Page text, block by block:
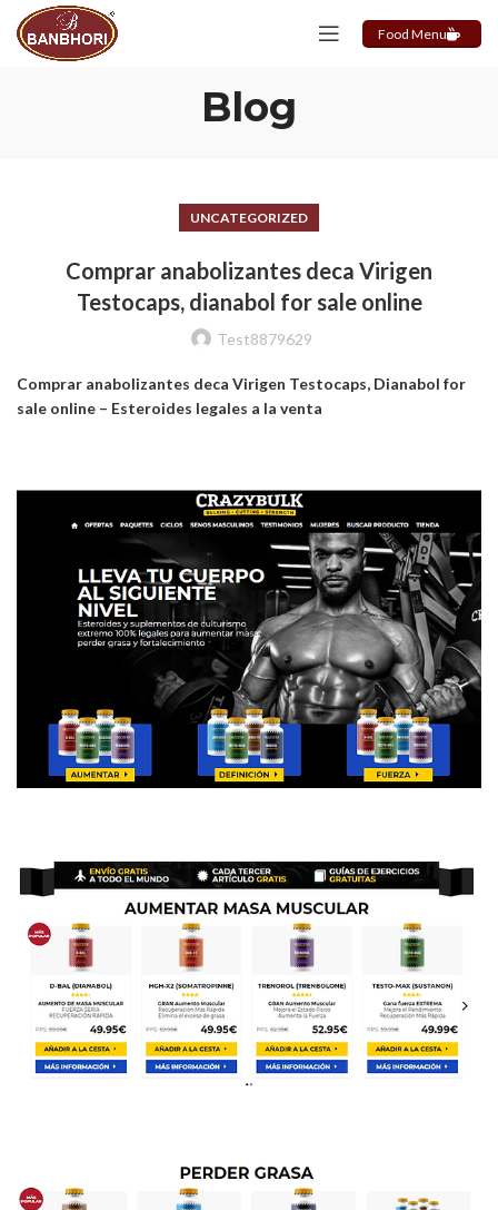
Food Menu
Blog
UNCATEGORIZED
Comprar anabolizantes deca Virigen
Testocaps, dianabol for sale online
Test8879629
Comprar anabolizantes deca Virigen Testocaps, Dianabol for
sale online – Esteroides legales a la venta